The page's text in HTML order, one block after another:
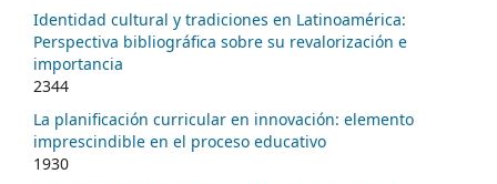
Identidad cultural y tradiciones en Latinoamérica:
Perspectiva bibliográfica sobre su revalorización e
importancia
2344
La planificación curricular en innovación: elemento
imprescindible en el proceso educativo
1930